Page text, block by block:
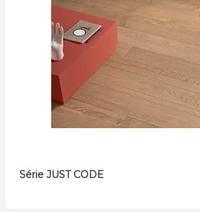
Série JUST CODE